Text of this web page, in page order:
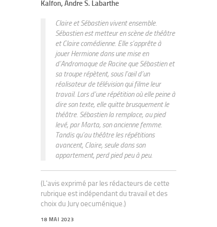
Kalfon, Andre S. Labarthe
Claire et Sébastien vivent ensemble.
Sébastien est metteur en scène de théâtre
et Claire comédienne. Elle s’apprête à
jouer Hermione dans une mise en
d’Andromaque de Racine que Sébastien et
sa troupe répètent, sous l’œil d’un
réalisateur de télévision qui filme leur
travail. Lors d’une répétition où elle peine à
dire son texte, elle quitte brusquement le
théâtre. Sébastien la remplace, au pied
levé, par Marta, son ancienne femme.
Tandis qu’au théâtre les répétitions
avancent, Claire, seule dans son
appartement, perd pied peu à peu.
(L'avis exprimé par les rédacteurs de cette
rubrique est indépendant du travail et des
choix du Jury oecuménique.)
18 MAI 2023